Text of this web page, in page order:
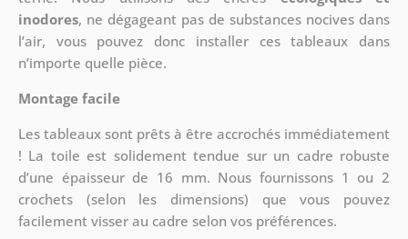
inodores, ne dégageant pas de substances nocives dans
l’air, vous pouvez donc installer ces tableaux dans
n’importe quelle pièce.
Montage facile
Les tableaux sont prêts à être accrochés immédiatement
! La toile est solidement tendue sur un cadre robuste
d’une épaisseur de 16 mm. Nous fournissons 1 ou 2
crochets (selon les dimensions) que vous pouvez
facilement visser au cadre selon vos préférences.